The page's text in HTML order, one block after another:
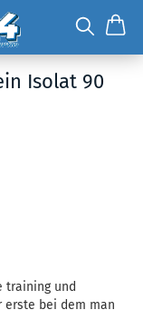
Isolat 90
training und
bei dem man